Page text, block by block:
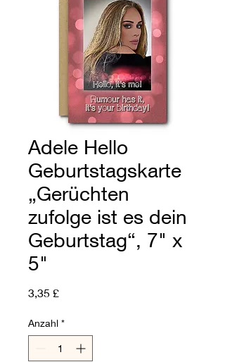
Adele Hello
Geburtstagskarte
„Gerüchten
zufolge ist es dein
Geburtstag“, 7" x
5"
3,35 £Preis
Anzahl *